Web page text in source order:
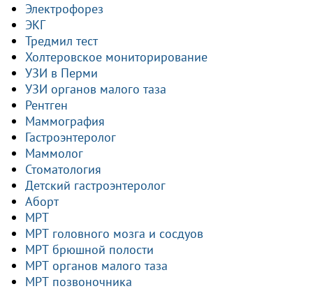
Электрофорез
ЭКГ
Тредмил тест
Холтеровское мониторирование
УЗИ в Перми
УЗИ органов малого таза
Рентген
Маммография
Гастроэнтеролог
Маммолог
Стоматология
Детский гастроэнтеролог
Аборт
МРТ
МРТ головного мозга и сосдуов
МРТ брюшной полости
МРТ органов малого таза
МРТ позвоночника